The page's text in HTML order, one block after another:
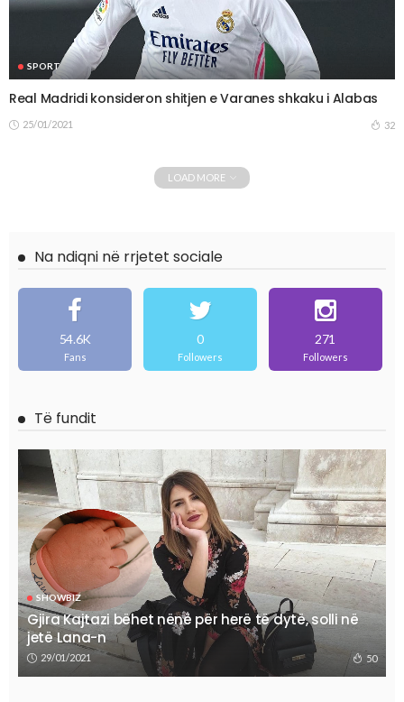
SPORT
Real Madridi konsideron shitjen e Varanes shkaku i Alabas
25/01/2021 32
LOAD MORE
Na ndiqni në rrjetet sociale
54.6K
Fans
0
Followers
271
Followers
Të fundit
SHOWBIZ
Gjira Kajtazi bëhet nënë për herë të dytë, solli në
jetë Lana-n
29/01/2021 50